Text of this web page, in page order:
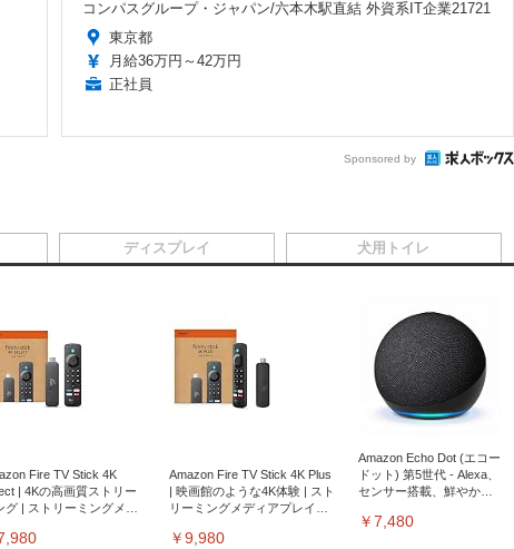
コンパスグループ・ジャパン/六本木駅直結 外資系IT企業21721
東京都
月給36万円～42万円
正社員
Sponsored by
Fire TV Stick 4K
| 4Kの高画質ストリー
グ | ストリーミングメデ
Amazon Fire TV Stick 4K Plus
| 映画館のような4K体験 | スト
リーミングメディアプレイヤ
￥9,980
Amazon Echo Dot (エコー
ドット) 第5世代 - Alexa、
センサー搭載、鮮やかな
￥7,480
ディスプレイ 犬用トイレ